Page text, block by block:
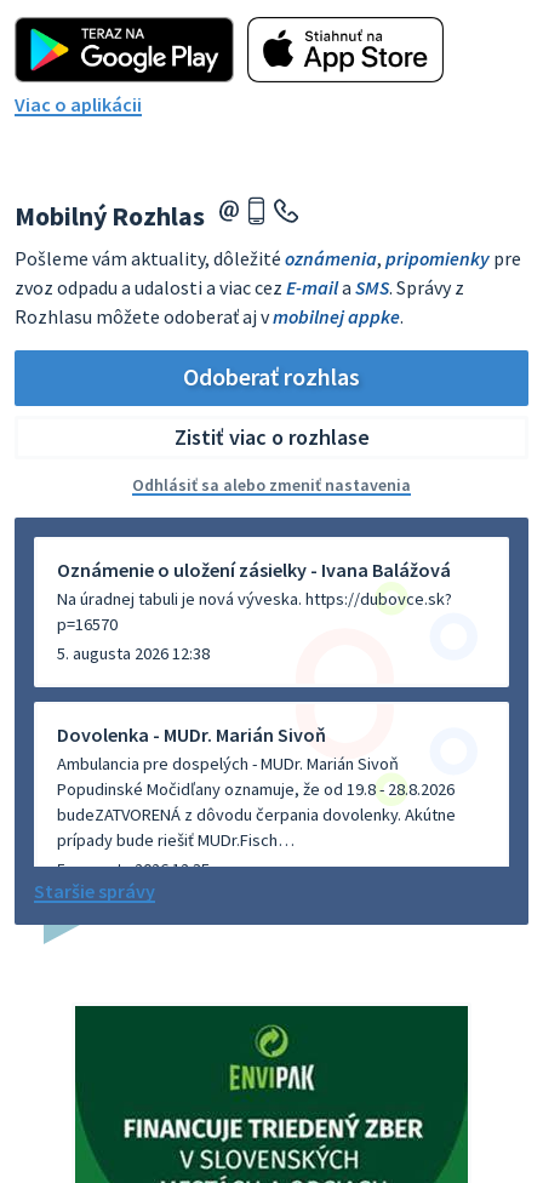
Viac o aplikácii
Mobilný Rozhlas
Pošleme vám aktuality, dôležité oznámenia, pripomienky pre
zvoz odpadu a udalosti a viac cez E-maila SMS. Správy z
Rozhlasu môžete odoberať aj vmobilnej appke.
Odoberať rozhlas
Zistiť viac o rozhlase
Odhlásiť sa alebo zmeniť nastavenia
Oznámenie o uložení zásielky - Ivana Balážová
Na úradnej tabuli je nová výveska. https://dubovce.sk?
p=16570
5. augusta 2026 12:38
Dovolenka - MUDr. Marián Sivoň
Ambulancia pre dospelých - MUDr. Marián Sivoň
Popudinské Močidľany oznamuje, že od 19.8 - 28.8.2026
budeZATVORENÁ z dôvodu čerpania dovolenky. Akútne
prípady bude riešiť MUDr.Fisch…
5. augusta 2026 12:35
4. augusta 2026 15:30
Dnešný zvoz odpadu
Vážený občan, dnes 5. 8. sa zváža komunálny odpad.
5. augusta 2026 05:00
Staršie správy